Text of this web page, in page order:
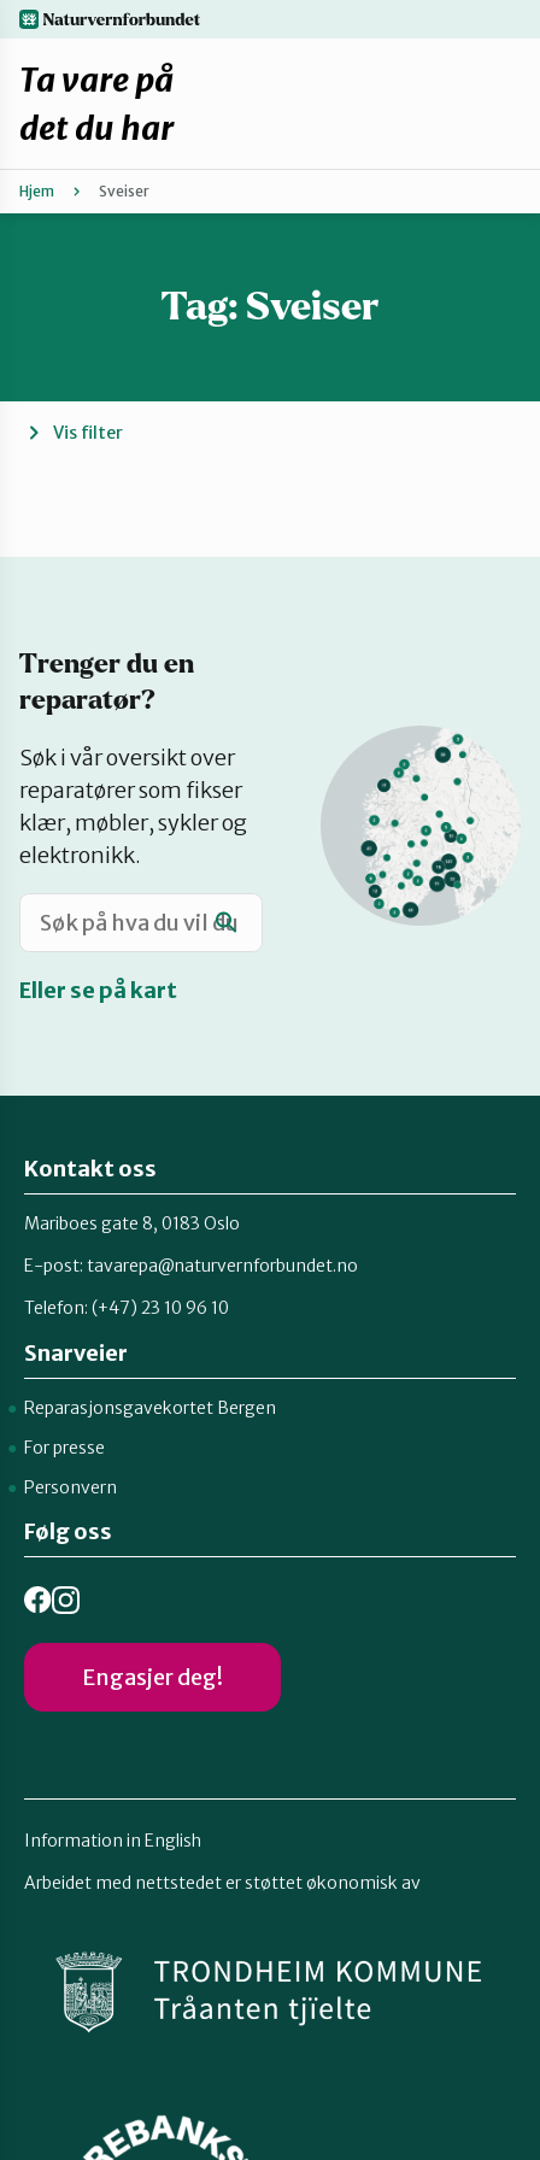
Hopp
til
hovedinnhold
Forbehold
Mitt navn
Møt reparatørene
Om oss
Retten til reparasjon
naturvernforbundet.no
Ta vare på
det du har
Hjem Sveiser
Tag: Sveiser
Vis filter
Trenger du en
reparatør?
Søk i vår oversikt over
reparatører som fikser
klær, møbler, sykler og
elektronikk.
Eller se på kart
på
kart
Kontakt oss
Mariboes gate 8, 0183 Oslo
E-post: tavarepa@naturvernforbundet.no
Telefon: (+47) 23 10 96 10
Snarveier
Reparasjonsgavekortet Bergen
For presse
Personvern
Følg oss
Engasjer deg!
Information in English
Arbeidet med nettstedet er støttet økonomisk av